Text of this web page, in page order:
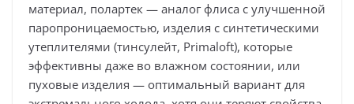
материал, полартек — аналог флиса с улучшенной
паропроницаемостью, изделия с синтетическими
утеплителями (тинсулейт, Primaloft), которые
эффективны даже во влажном состоянии, или
пуховые изделия — оптимальный вариант для